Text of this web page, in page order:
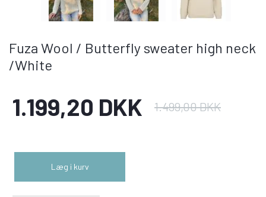
Fuza Wool / Butterfly sweater high neck
/White
1.199,20 DKK 1.499,00 DKK
Læg i kurv